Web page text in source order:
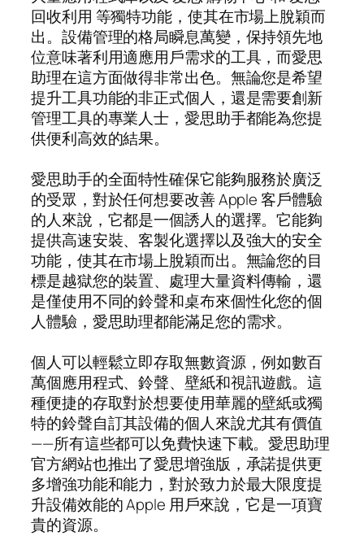
回收利用 等獨特功能，使其在市場上脫穎而
出。設備管理的格局瞬息萬變，保持領先地
位意味著利用適應用戶需求的工具，而愛思
助理在這方面做得非常出色。無論您是希望
提升工具功能的非正式個人，還是需要創新
管理工具的專業人士，愛思助手都能為您提
供便利高效的結果。
愛思助手的全面特性確保它能夠服務於廣泛
的受眾，對於任何想要改善 Apple 客戶體驗
的人來說，它都是一個誘人的選擇。它能夠
提供高速安裝、客製化選擇以及強大的安全
功能，使其在市場上脫穎而出。無論您的目
標是越獄您的裝置、處理大量資料傳輸，還
是僅使用不同的鈴聲和桌布來個性化您的個
人體驗，愛思助理都能滿足您的需求。
個人可以輕鬆立即存取無數資源，例如數百
萬個應用程式、鈴聲、壁紙和視訊遊戲。這
種便捷的存取對於想要使用華麗的壁紙或獨
特的鈴聲自訂其設備的個人來說尤其有價值
——所有這些都可以免費快速下載。愛思助理
官方網站也推出了愛思增強版，承諾提供更
多增強功能和能力，對於致力於最大限度提
升設備效能的 Apple 用戶來說，它是一項寶
貴的資源。